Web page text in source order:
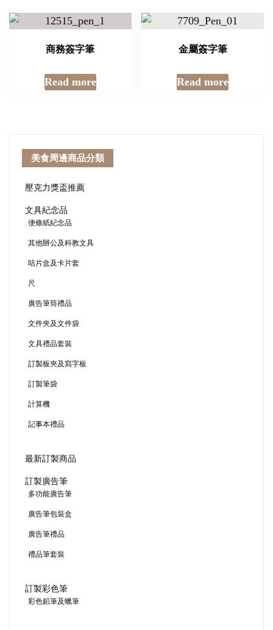
商務簽字筆
Read more
金屬簽字筆
Read more
美食周邊商品分類
壓克力獎盃推薦
文具紀念品
便條紙紀念品
其他辦公及科教文具
咭片盒及卡片套
尺
廣告筆筒禮品
文件夾及文件袋
文具禮品套裝
訂製板夾及寫字板
訂製筆袋
計算機
記事本禮品
最新訂製商品
訂製廣告筆
多功能廣告筆
廣告筆包裝盒
廣告筆禮品
禮品筆套裝
訂製彩色筆
彩色鉛筆及蠟筆